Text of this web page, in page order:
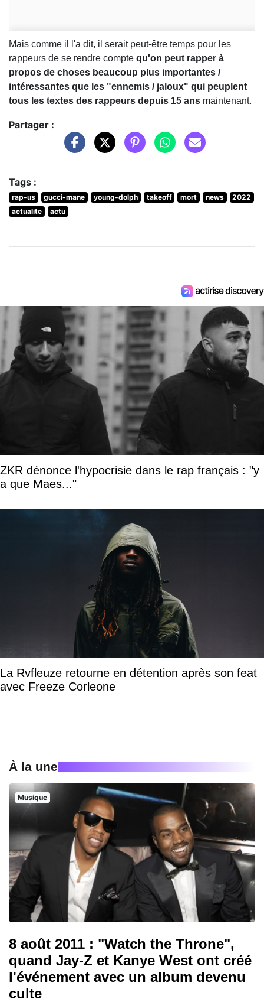
Mais comme il l'a dit, il serait peut-être temps pour les
rappeurs de se rendre compte qu'on peut rapper à
propos de choses beaucoup plus importantes /
intéressantes que les "ennemis / jaloux" qui peuplent
tous les textes des rappeurs depuis 15 ans maintenant.
Partager :
Tags :
rap-us gucci-mane young-dolph takeoff mort news
2022
actualite
actu
ZKR dénonce l'hypocrisie dans le rap français : "y
a que Maes..."
La Rvfleuze retourne en détention après son feat
avec Freeze Corleone
À la une
Musique
8 août 2011 : "Watch the Throne",
quand Jay-Z et Kanye West ont créé
l'événement avec un album devenu
culte